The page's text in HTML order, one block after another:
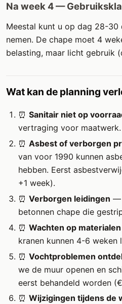
Na week 4 —
Meestal kunt u op dag 28-30
nemen. De chape moet 4
belasting, maar licht gebruik
Wat kan de planning
⏰ Sanitair niet op
vertraging voor
⏰ Asbest of verborgen
van voor 1990 kunnen
hebben. Eerst
+1 week).
⏰ Verborgen leidingen —
betonnen chape die
⏰ Wachten op materialen
kranen kunnen 4-6 weken
⏰ Vochtproblemen
we de muur openen en
eerst behandeld worden
⏰ Wijzigingen tijdens de